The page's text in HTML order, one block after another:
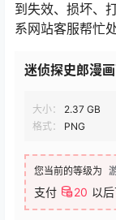
到失效、损坏、
系网站客服帮忙处
迷侦探史郎漫
大小：
2.37 GB
格式：
PNG
您当前的等级为
支付 20 以